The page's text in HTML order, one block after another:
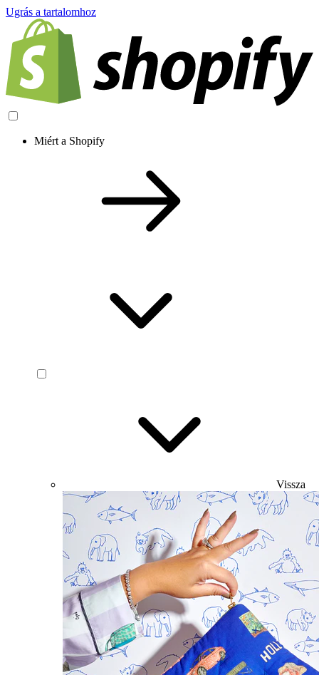
Ugrás a tartalomhoz
Miért a Shopify
Vissza